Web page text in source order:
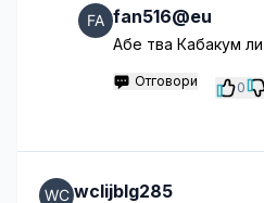
fan516@eu
Абе тва Кабакум
Отговори 0
wclijblg285